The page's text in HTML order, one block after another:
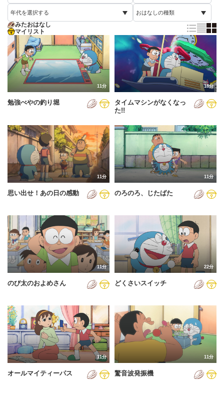
放送が古い順
放送が新しい順
配信が古い順
配信が新しい順
あいうえお順(降順)
動画が長い順
動画が短い順
すべて
未視聴
年代を選択する
すべて
2005年
2006年
2007年
2008年
2011年
2012年
2013年
2014年
2015年
2016年
2017年
2019年
2020年
2021年
2022年
おはなしの種類
通常回
誕生日スペシャル
みたおはなし
マイリスト
11分
勉強べやの釣り堀
18分
タイムマシンがなくなっ
た!!
11分
思い出せ！あの日の感動
11分
のろのろ、じたばた
11分
のび太のおよめさん
22分
どくさいスイッチ
11分
オールマイティーパス
11分
驚音波発振機